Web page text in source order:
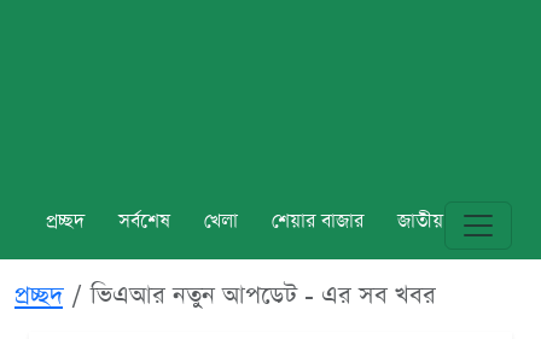
প্রচ্ছদ সর্বশেষ খেলা শেয়ার বাজার জাতীয় বিশ্ব
প্রচ্ছদ ভিএআর নতুন আপডেট - এর সব খবর